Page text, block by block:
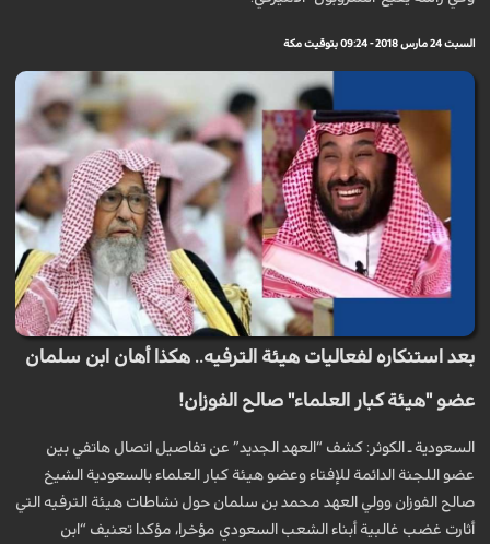
السبت 24 مارس 2018 - 09:24 بتوقيت مكة
بعد استنكاره لفعاليات هيئة الترفيه.. هكذا أهان ابن سلمان
عضو "هيئة كبار العلماء" صالح الفوزان!
السعودية ـ الكوثر: كشف “العهد الجديد” عن تفاصيل اتصال هاتفي بين
عضو اللجنة الدائمة للإفتاء وعضو هيئة كبار العلماء بالسعودية الشيخ
صالح الفوزان وولي العهد محمد بن سلمان حول نشاطات هيئة الترفيه التي
أثارت غضب غالبية أبناء الشعب السعودي مؤخرا، مؤكدا تعنيف “ابن